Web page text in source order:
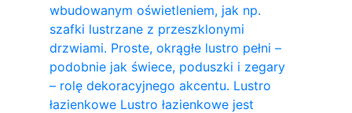
wbudowanym oświetleniem, jak np.
szafki lustrzane z przeszklonymi
drzwiami. Proste, okrągłe lustro pełni –
podobnie jak świece, poduszki i zegary
– rolę dekoracyjnego akcentu. Lustro
łazienkowe Lustro łazienkowe jest